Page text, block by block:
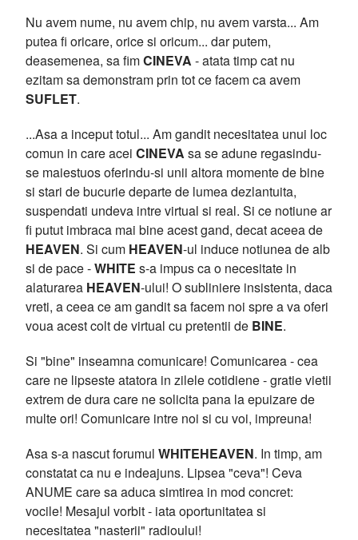
Nu avem nume, nu avem chip, nu avem varsta... Am
putea fi oricare, orice si oricum... dar putem,
deasemenea, sa fimCINEVA - atata timp cat nu
ezitam sa demonstram prin tot ce facem ca avem
SUFLET.
...Asa a inceput totul... Am gandit necesitatea unui loc
comun in care acei CINEVA sa se adune regasindu-
se maiestuos oferindu-si unii altora momente de bine
si stari de bucurie departe de lumea dezlantuita,
suspendati undeva intre virtual si real. Si ce notiune ar
fi putut imbraca mai bine acest gand, decat aceea de
HEAVEN. Si cum HEAVEN-ul induce notiunea de alb
si de pace -WHITE s-a impus ca o necesitate in
alaturarea HEAVEN-ului! O subliniere insistenta, daca
vreti, a ceea ce am gandit sa facem noi spre a va oferi
voua acest colt de virtual cu pretentii de BINE.
Si "bine" inseamna comunicare! Comunicarea - cea
care ne lipseste atatora in zilele cotidiene - gratie vietii
extrem de dura care ne solicita pana la epuizare de
multe ori! Comunicare intre noi si cu voi, impreuna!
Asa s-a nascut forumul WHITEHEAVEN. In timp, am
constatat ca nu e indeajuns. Lipsea "ceva"! Ceva
ANUME care sa aduca simtirea in mod concret:
vocile! Mesajul vorbit - iata oportunitatea si
necesitatea "nasterii" radioului!